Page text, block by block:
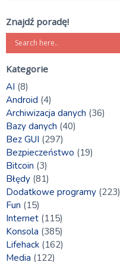
Znajdź poradę!
Kategorie
AI (8)
Android (4)
Archiwizacja danych (36)
Bazy danych (40)
Bez GUI (297)
Bezpieczeństwo (19)
Bitcoin (3)
Błędy (81)
Dodatkowe programy (223)
Fun (15)
Internet (115)
Konsola (385)
Lifehack (162)
Media (122)